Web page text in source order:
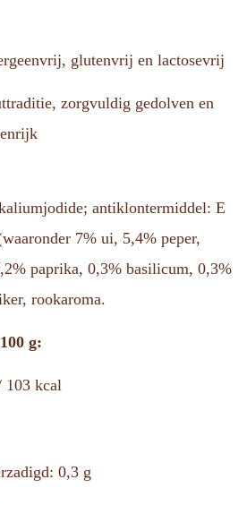
glutenvrij en lactosevrij
zorgvuldig gedolven en
antiklontermiddel: E
7% ui, 5,4% peper,
paprika, 0,3% basilicum, 0,3%
rookaroma.
g:
103 kcal
0,3 g